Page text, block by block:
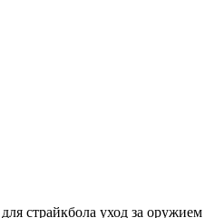
страйкбола уход за оружием